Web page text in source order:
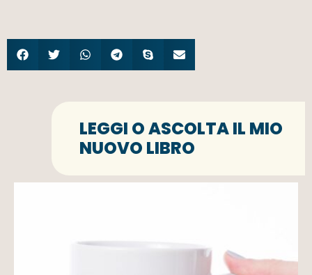
LEGGI O ASCOLTA IL MIO
NUOVO LIBRO